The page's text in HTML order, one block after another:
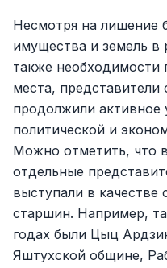
Несмотря на лишение
имущества и земель в
также необходимости
места,
продолжили активное
политической и
Можно отметить, что
отдельные
выступали в качестве
старшин. Например,
годах были Цыц
Яштухской общине,